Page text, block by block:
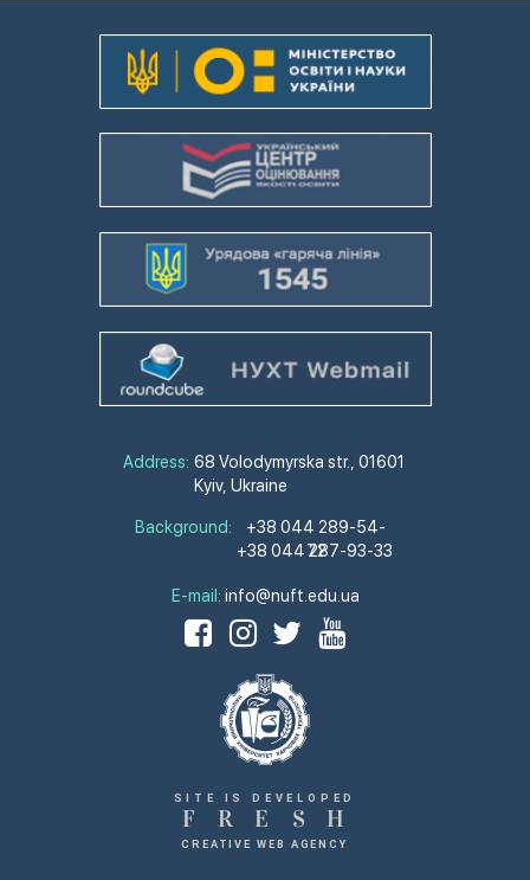
Address: 68 Volodymyrska str., 01601
Kyiv, Ukraine
Background:
+38 044 289-54-
72
+38 044 287-93-33
E-mail: info@nuft.edu.ua
SITE IS DEVELOPED
F R E S H
CREATIVE WEB AGENCY